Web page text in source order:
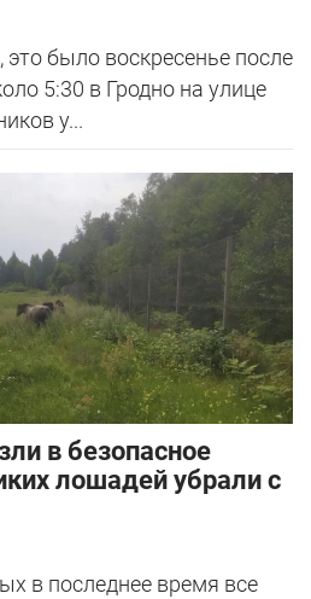
было воскресенье после
5:30 в Гродно на улице
у...
в безопасное
лошадей убрали с
в последнее время все